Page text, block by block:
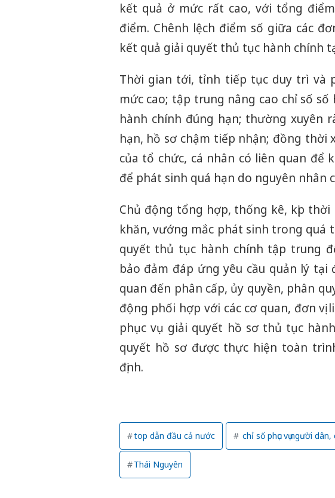
kết quả ở mức rất cao, với tổng
điểm. Chênh lệch điểm số giữa các
kết quả giải quyết thủ tục hành chính
Thời gian tới, tỉnh tiếp tục duy trì và
mức cao; tập trung nâng cao chỉ số
hành chính đúng hạn; thường xuyên
hạn, hồ sơ chậm tiếp nhận; đồng thời
của tổ chức, cá nhân có liên quan để
để phát sinh quá hạn do nguyên nhân
Chủ động tổng hợp, thống kê, kịp
khăn, vướng mắc phát sinh trong
quyết thủ tục hành chính tập trung
bảo đảm đáp ứng yêu cầu quản lý
quan đến phân cấp, ủy quyền, phân
động phối hợp với các cơ quan, đơn
phục vụ giải quyết hồ sơ thủ tục
quyết hồ sơ được thực hiện toàn
định.
top dẫn đầu cả nước chỉ số phục vụ người
Thái Nguyên